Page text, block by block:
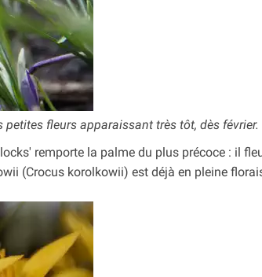
fleurs apparaissant très tôt, dès février.
remporte la palme du plus précoce : il
(Crocus korolkowii) est déjà en pleine